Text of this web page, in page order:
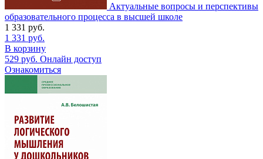
Актуальные вопросы и перспективы
образовательного процесса в высшей школе
1 331 руб.
1 331 руб.
В корзину
529 руб. Онлайн доступ
Ознакомиться